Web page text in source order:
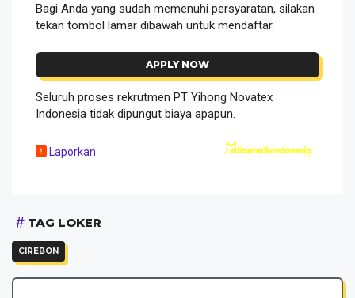
Bagi Anda yang sudah memenuhi persyaratan, silakan
tekan tombol lamar dibawah untuk mendaftar.
APPLY NOW
Seluruh proses rekrutmen PT Yihong Novatex
Indonesia tidak dipungut biaya apapun.
Laporkan
TAG LOKER
CIREBON